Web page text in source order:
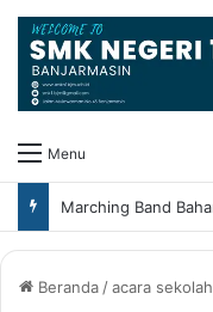
Menu
Beranda/acara sekolah